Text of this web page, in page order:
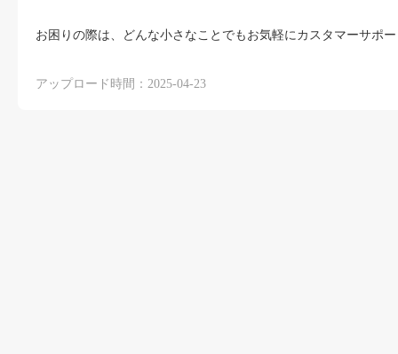
お困りの際は、どんな小さなことでもお気軽にカスタマーサポ
アップロード時間：2025-04-23